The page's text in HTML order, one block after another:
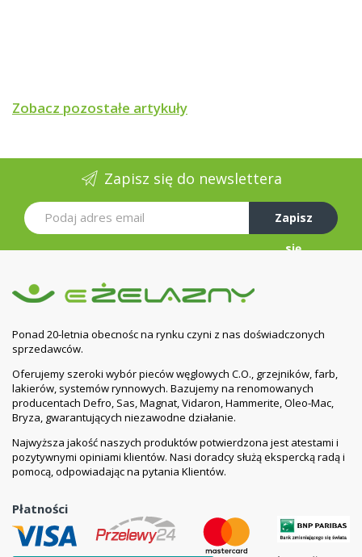
Zobacz pozostałe artykuły
Zapisz się do newslettera
Zapisz
się
Ponad 20-letnia obecnośc na rynku czyni z nas doświadczonych
sprzedawców.
Oferujemy szeroki wybór pieców węglowych C.O., grzejników, farb,
lakierów, systemów rynnowych. Bazujemy na renomowanych
producentach Defro, Sas, Magnat, Vidaron, Hammerite, Oleo-Mac,
Bryza, gwarantujących niezawodne działanie.
Najwyższa jakość naszych produktów potwierdzona jest atestami i
pozytywnymi opiniami klientów. Nasi doradcy służą ekspercką radą i
pomocą, odpowiadając na pytania Klientów.
Płatności